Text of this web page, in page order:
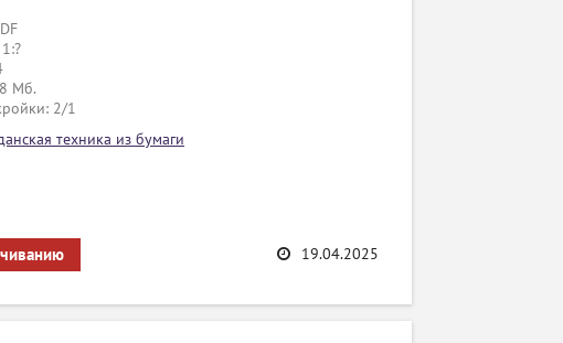
Мб.
2/1
техника из бумаги
19.04.2025